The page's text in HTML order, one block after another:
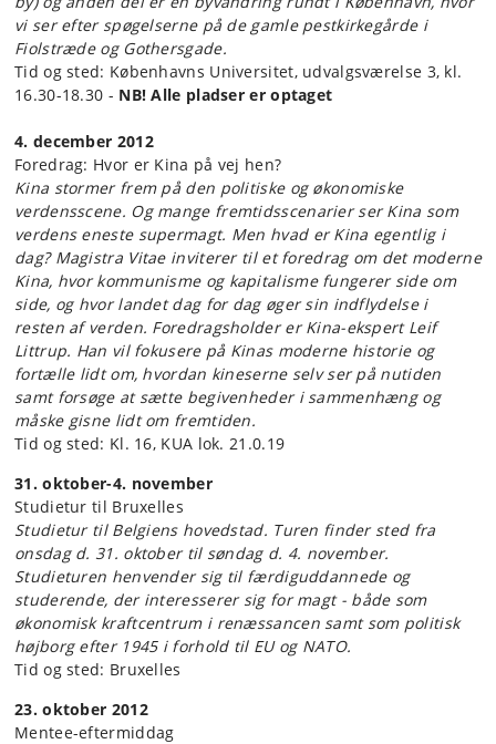
vi ser efter spøgelserne på de gamle pestkirkegårde i
Fiolstræde og Gothersgade.
Tid og sted: Københavns Universitet, udvalgsværelse 3, kl.
16.30-18.30 - NB! Alle pladser er optaget
4. december 2012
Foredrag: Hvor er Kina på vej hen?
Kina stormer frem på den politiske og økonomiske
verdensscene. Og mange fremtidsscenarier ser Kina som
verdens eneste supermagt. Men hvad er Kina egentlig i
dag? Magistra Vitae inviterer til et foredrag om det moderne
Kina, hvor kommunisme og kapitalisme fungerer side om
side, og hvor landet dag for dag øger sin indflydelse i
resten af verden. Foredragsholder er Kina-ekspert Leif
Littrup. Han vil fokusere på Kinas moderne historie og
fortælle lidt om, hvordan kineserne selv ser på nutiden
samt forsøge at sætte begivenheder i sammenhæng og
måske gisne lidt om fremtiden.
Tid og sted: Kl. 16, KUA lok. 21.0.19
31. oktober-4. november
Studietur til Bruxelles
Studietur til Belgiens hovedstad. Turen finder sted fra
onsdag d. 31. oktober til søndag d. 4. november.
Studieturen henvender sig til færdiguddannede og
studerende, der interesserer sig for magt - både som
økonomisk kraftcentrum i renæssancen samt som politisk
højborg efter 1945 i forhold til EU og NATO.
Tid og sted: Bruxelles
23. oktober 2012
Mentee-eftermiddag